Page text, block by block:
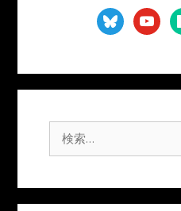
bluesky
索: